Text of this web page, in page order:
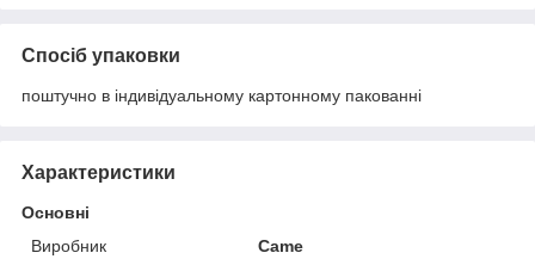
Спосіб упаковки
поштучно в індивідуальному картонному пакованні
Характеристики
Основні
Виробник
Came